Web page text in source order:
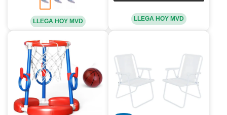
LLEGA HOY MVD LLEGA HOY MVD